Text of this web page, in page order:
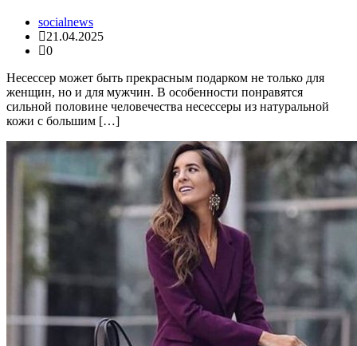
socialnews
21.04.2025
0
Несессер может быть прекрасным подарком не только для
женщин, но и для мужчин. В особенности понравятся
сильной половине человечества несессеры из натуральной
кожи с большим […]